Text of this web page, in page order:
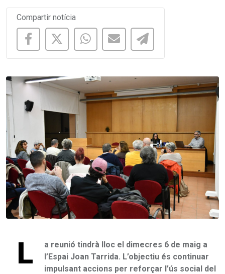
Compartir notícia
L
a reunió tindrà lloc el dimecres 6 de maig a
l’Espai Joan Tarrida. L’objectiu és continuar
impulsant accions per reforçar l’ús social del